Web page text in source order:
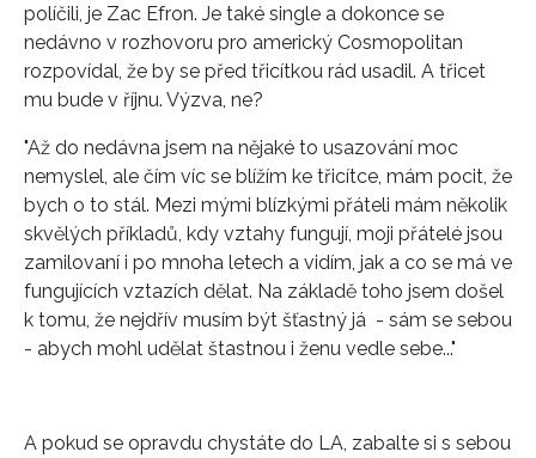
políčili, je Zac Efron. Je také single a dokonce se
nedávno v rozhovoru pro americký Cosmopolitan
rozpovídal, že by se před třicítkou rád usadil. A třicet
mu bude v říjnu. Výzva, ne?
"Až do nedávna jsem na nějaké to usazování moc
nemyslel, ale čím víc se blížím ke třicítce, mám pocit, že
bych o to stál. Mezi mými blízkými přáteli mám několik
skvělých příkladů, kdy vztahy fungují, moji přátelé jsou
zamilovaní i po mnoha letech a vidím, jak a co se má ve
fungujících vztazích dělat. Na základě toho jsem došel
k tomu, že nejdřív musím být šťastný já - sám se sebou
- abych mohl udělat štastnou i ženu vedle sebe..."
A pokud se opravdu chystáte do LA, zabalte si s sebou